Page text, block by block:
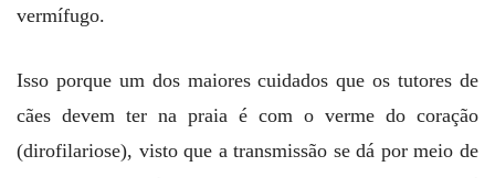
vermífugo.
Isso porque um dos maiores cuidados que os tutores de
cães devem ter na praia é com o verme do coração
(dirofilariose), visto que a transmissão se dá por meio de